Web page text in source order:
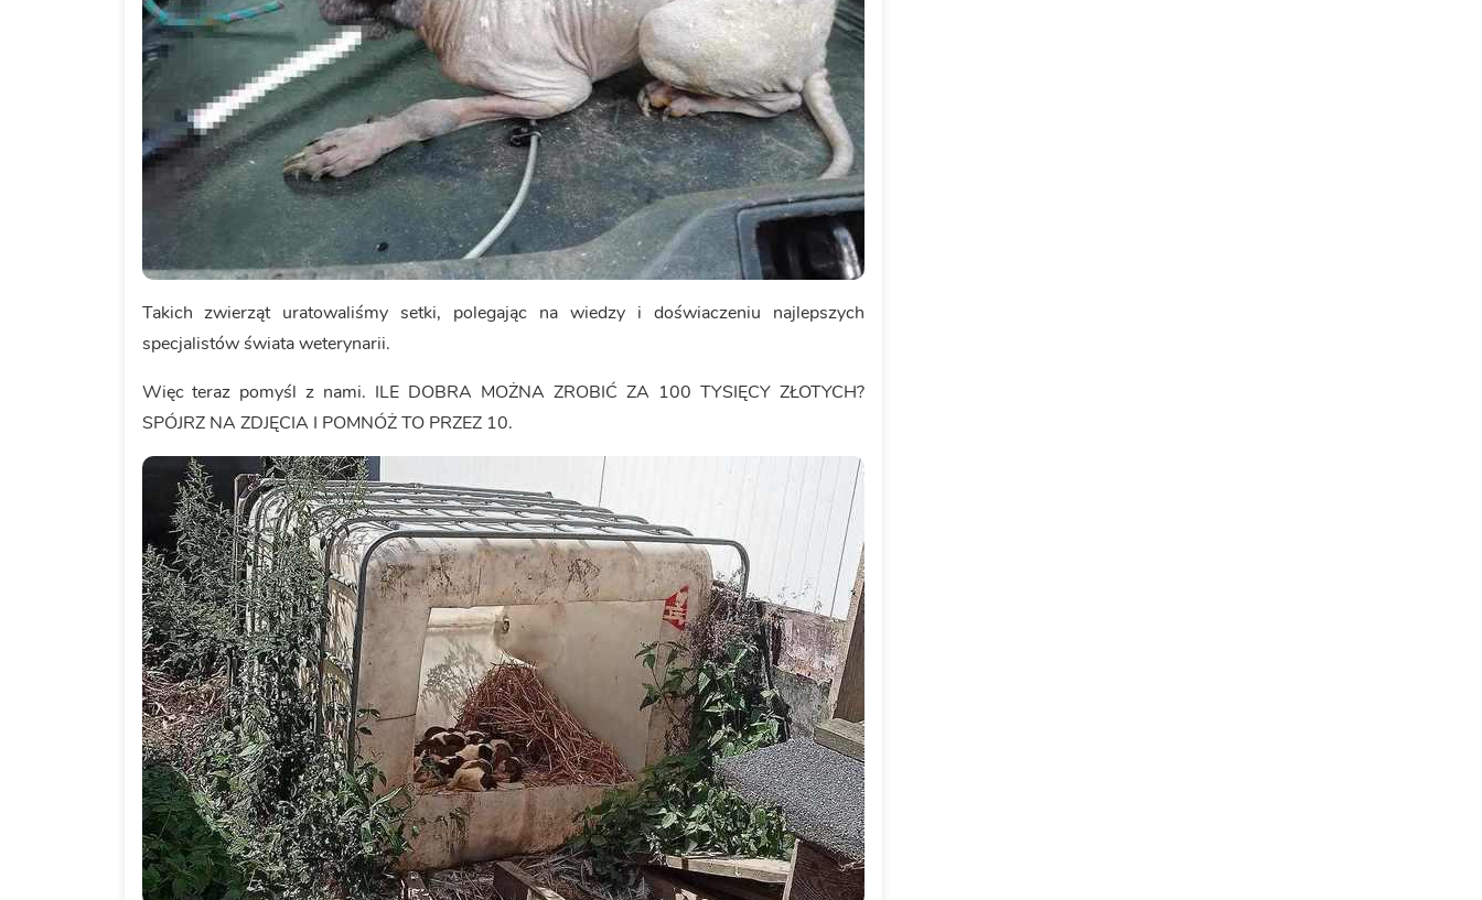
Takich zwierząt uratowaliśmy setki, polegając na wiedzy i doświaczeniu najlepszych
specjalistów świata weterynarii.
Więc teraz pomyśl z nami. ILE DOBRA MOŻNA ZROBIĆ ZA 100 TYSIĘCY ZŁOTYCH?
SPÓJRZ NA ZDJĘCIA I POMNÓŻ TO PRZEZ 10.